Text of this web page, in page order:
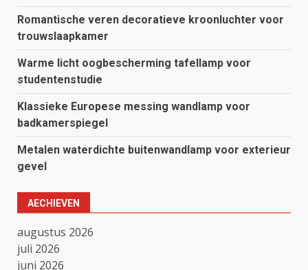
Romantische veren decoratieve kroonluchter voor
trouwslaapkamer
Warme licht oogbescherming tafellamp voor
studentenstudie
Klassieke Europese messing wandlamp voor
badkamerspiegel
Metalen waterdichte buitenwandlamp voor exterieur
gevel
AECHIEVEN
augustus 2026
juli 2026
juni 2026